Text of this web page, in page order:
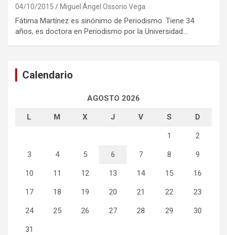
04/10/2015 Miguel Ángel Ossorio Vega
Fátima Martínez es sinónimo de Periodismo. Tiene 34
años, es doctora en Periodismo por la Universidad…
Calendario
AGOSTO 2026
L M X J V S D
1 2
3 4 5 6 7 8 9
10 11 12 13 14 15 16
17 18 19 20 21 22 23
24 25 26 27 28 29 30
31